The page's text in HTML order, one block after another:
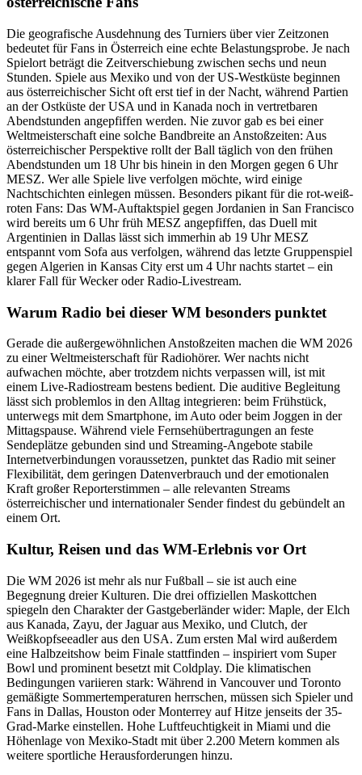
Die geografische Ausdehnung des Turniers über vier Zeitzonen
bedeutet für Fans in Österreich eine echte Belastungsprobe. Je nach
Spielort beträgt die Zeitverschiebung zwischen sechs und neun
Stunden. Spiele aus Mexiko und von der US-Westküste beginnen
aus österreichischer Sicht oft erst tief in der Nacht, während Partien
an der Ostküste der USA und in Kanada noch in vertretbaren
Abendstunden angepfiffen werden. Nie zuvor gab es bei einer
Weltmeisterschaft eine solche Bandbreite an Anstoßzeiten: Aus
österreichischer Perspektive rollt der Ball täglich von den frühen
Abendstunden um 18 Uhr bis hinein in den Morgen gegen 6 Uhr
MESZ. Wer alle Spiele live verfolgen möchte, wird einige
Nachtschichten einlegen müssen. Besonders pikant für die rot-weiß-
roten Fans: Das WM-Auftaktspiel gegen Jordanien in San Francisco
wird bereits um 6 Uhr früh MESZ angepfiffen, das Duell mit
Argentinien in Dallas lässt sich immerhin ab 19 Uhr MESZ
entspannt vom Sofa aus verfolgen, während das letzte Gruppenspiel
gegen Algerien in Kansas City erst um 4 Uhr nachts startet – ein
klarer Fall für Wecker oder Radio-Livestream.
Warum Radio bei dieser WM besonders punktet
Gerade die außergewöhnlichen Anstoßzeiten machen die WM 2026
zu einer Weltmeisterschaft für Radiohörer. Wer nachts nicht
aufwachen möchte, aber trotzdem nichts verpassen will, ist mit
einem Live-Radiostream bestens bedient. Die auditive Begleitung
lässt sich problemlos in den Alltag integrieren: beim Frühstück,
unterwegs mit dem Smartphone, im Auto oder beim Joggen in der
Mittagspause. Während viele Fernsehübertragungen an feste
Sendeplätze gebunden sind und Streaming-Angebote stabile
Internetverbindungen voraussetzen, punktet das Radio mit seiner
Flexibilität, dem geringen Datenverbrauch und der emotionalen
Kraft großer Reporterstimmen – alle relevanten Streams
österreichischer und internationaler Sender findest du gebündelt an
einem Ort.
Kultur, Reisen und das WM-Erlebnis vor Ort
Die WM 2026 ist mehr als nur Fußball – sie ist auch eine
Begegnung dreier Kulturen. Die drei offiziellen Maskottchen
spiegeln den Charakter der Gastgeberländer wider: Maple, der Elch
aus Kanada, Zayu, der Jaguar aus Mexiko, und Clutch, der
Weißkopfseeadler aus den USA. Zum ersten Mal wird außerdem
eine Halbzeitshow beim Finale stattfinden – inspiriert vom Super
Bowl und prominent besetzt mit Coldplay. Die klimatischen
Bedingungen variieren stark: Während in Vancouver und Toronto
gemäßigte Sommertemperaturen herrschen, müssen sich Spieler und
Fans in Dallas, Houston oder Monterrey auf Hitze jenseits der 35-
Grad-Marke einstellen. Hohe Luftfeuchtigkeit in Miami und die
Höhenlage von Mexiko-Stadt mit über 2.200 Metern kommen als
weitere sportliche Herausforderungen hinzu.